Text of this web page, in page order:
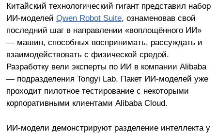
Китайский технологический гигант представил набор
ИИ-моделей Qwen Robot Suite, ознаменовав свой
последний шаг в направлении «воплощённого ИИ»
— машин, способных воспринимать, рассуждать и
взаимодействовать с физической средой.
Разработку вели эксперты по ИИ в компании Alibaba
— подразделения Tongyi Lab. Пакет ИИ-моделей уже
проходит пилотное тестирование с некоторыми
корпоративными клиентами Alibaba Cloud.
ИИ-модели демонстрируют разделение интеллекта у